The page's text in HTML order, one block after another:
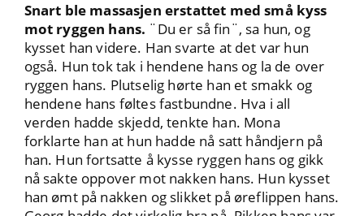
Snart ble massasjen erstattet med små kyss
mot ryggen hans. ¨Du er så fin¨, sa hun, og
kysset han videre. Han svarte at det var hun
også. Hun tok tak i hendene hans og la de over
ryggen hans. Plutselig hørte han et smakk og
hendene hans føltes fastbundne. Hva i all
verden hadde skjedd, tenkte han. Mona
forklarte han at hun hadde nå satt håndjern på
han. Hun fortsatte å kysse ryggen hans og gikk
nå sakte oppover mot nakken hans. Hun kysset
han ømt på nakken og slikket på øreflippen hans.